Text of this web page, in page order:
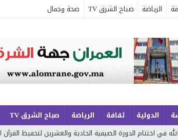
الرياضة صباح الشرق TV صحة وجمال
الدولية ثقافة الرياضة صباح الشرق TV
الحادية والعشرين لتحفيظ القرآن الكريم بإقليم بركان